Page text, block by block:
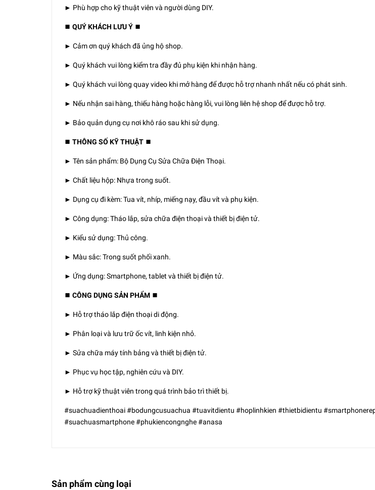
► Phù hợp cho kỹ thuật viên và người dùng DIY.
⏹️ QUÝ KHÁCH LƯU Ý ⏹️
► Cảm ơn quý khách đã ủng hộ shop.
► Quý khách vui lòng kiểm tra đầy đủ phụ kiện khi nhận hàng.
► Quý khách vui lòng quay video khi mở hàng để được hỗ trợ nhanh nhất nếu có phát sinh.
► Nếu nhận sai hàng, thiếu hàng hoặc hàng lỗi, vui lòng liên hệ shop để được hỗ trợ.
► Bảo quản dụng cụ nơi khô ráo sau khi sử dụng.
⏹️ THÔNG SỐ KỸ THUẬT ⏹️
► Tên sản phẩm: Bộ Dụng Cụ Sửa Chữa Điện Thoại.
► Chất liệu hộp: Nhựa trong suốt.
► Dụng cụ đi kèm: Tua vít, nhíp, miếng nạy, đầu vít và phụ kiện.
► Công dụng: Tháo lắp, sửa chữa điện thoại và thiết bị điện tử.
► Kiểu sử dụng: Thủ công.
► Màu sắc: Trong suốt phối xanh.
► Ứng dụng: Smartphone, tablet và thiết bị điện tử.
⏹️ CÔNG DỤNG SẢN PHẨM ⏹️
► Hỗ trợ tháo lắp điện thoại di động.
► Phân loại và lưu trữ ốc vít, linh kiện nhỏ.
► Sửa chữa máy tính bảng và thiết bị điện tử.
► Phục vụ học tập, nghiên cứu và DIY.
► Hỗ trợ kỹ thuật viên trong quá trình bảo trì thiết bị.
#suachuadienthoai #bodungcusuachua #tuavitdientu #hoplinhkien #thietbidientu
#suachuasmartphone #phukiencongnghe #anasa
Sản phẩm cùng loại